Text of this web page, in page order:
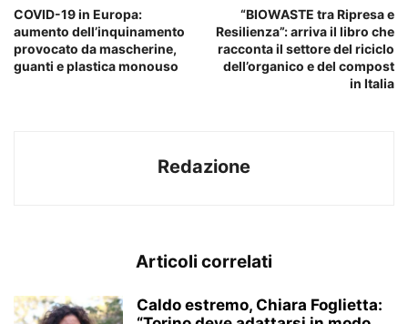
COVID-19 in Europa:
aumento dell’inquinamento
provocato da mascherine,
guanti e plastica monouso
“BIOWASTE tra Ripresa e
Resilienza”: arriva il libro che
racconta il settore del riciclo
dell’organico e del compost
in Italia
Redazione
Articoli correlati
Caldo estremo, Chiara Foglietta: